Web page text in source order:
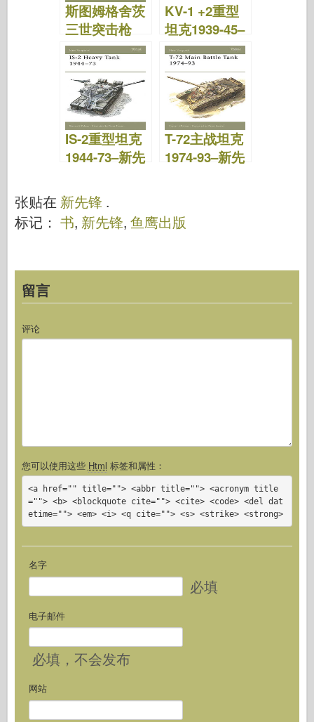
斯图姆格舍茨
三世突击枪
1940-42–新先
锋19
KV-1 +2重型
坦克1939-45–
新先锋17
IS-2重型坦克
1944-73–新先
T-72主战坦克
1974-93–新先
张贴在 新先锋 .
标记： 书, 新先锋, 鱼鹰出版
留言
评论
您可以使用这些 Html 标签和属性：
<a href="" title=""> <abbr title=""> <acronym title
=""> <b> <blockquote cite=""> <cite> <code> <del dat
etime=""> <em> <i> <q cite=""> <s> <strike> <strong>
名字
必填
电子邮件
必填 ，不会发布
网站